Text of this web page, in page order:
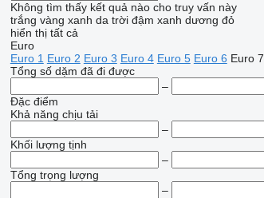
Không tìm thấy kết quả nào cho truy vấn này
trắng vàng xanh da trời đậm xanh dương đỏ
hiển thị tất cả
Euro
Euro 1 Euro 2 Euro 3 Euro 4 Euro 5 Euro 6 Euro 7
Tổng số dặm đã đi được
–
Đặc điểm
Khả năng chịu tải
–
Khối lượng tịnh
–
Tổng trọng lượng
–